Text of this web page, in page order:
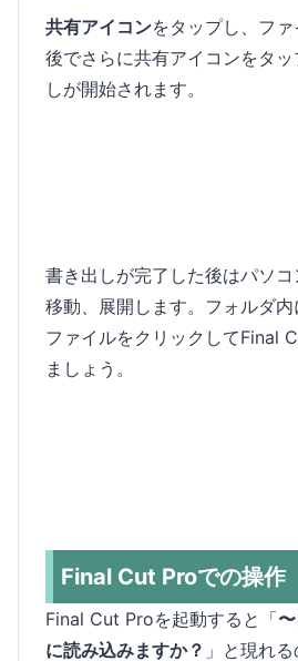
共有アイコンをタップし、フ
後でさらに共有アイコンをタ
しが開始されます。
書き出しが完了した後はパソ
移動、展開します。フォルダ内
ファイルをクリックしてFinal
ましょう。
Final Cut Proでの操作
Final Cut Proを起動すると「
に読み込みますか？ 」と現れる